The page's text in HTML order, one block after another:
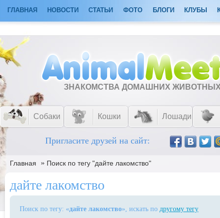
ГЛАВНАЯ НОВОСТИ СТАТЬИ ФОТО БЛОГИ КЛУБЫ
ЗНАКОМСТВА ДОМАШНИХ
Собаки Кошки Лошади
Пригласите друзей на сайт:
Главная » Поиск по тегу "дайте лакомство"
дайте лакомство
Поиск по тегу: «дайте лакомство», искать по другому тегу